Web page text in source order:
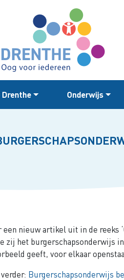
Drenthe Onderwijs
een nieuw artikel uit in de reeks
zij het burgerschapsonderwijs
geeft, voor elkaar
Burgerschapsonderwijs